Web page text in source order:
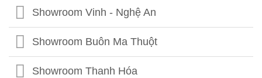
Showroom Hưng Yên
Showroom Thái Bình
Showroom Vĩnh Phúc
Showroom Vinh - Nghệ An
Showroom Buôn Ma Thuột
Showroom Thanh Hóa